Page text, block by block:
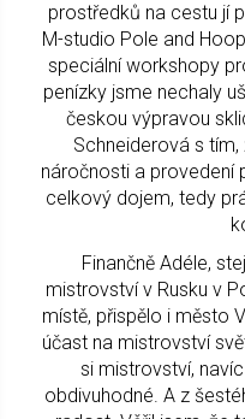
prostředků na cestu jí
M-studio Pole and
speciální workshopy
penízky jsme nechaly
českou výpravou
Schneiderová s
náročnosti a provedení
celkový dojem, tedy
Finančně Adéle,
mistrovství v Rusku v
místě, přispělo i město
účast na mistrovství
si mistrovství,
obdivuhodné. A z